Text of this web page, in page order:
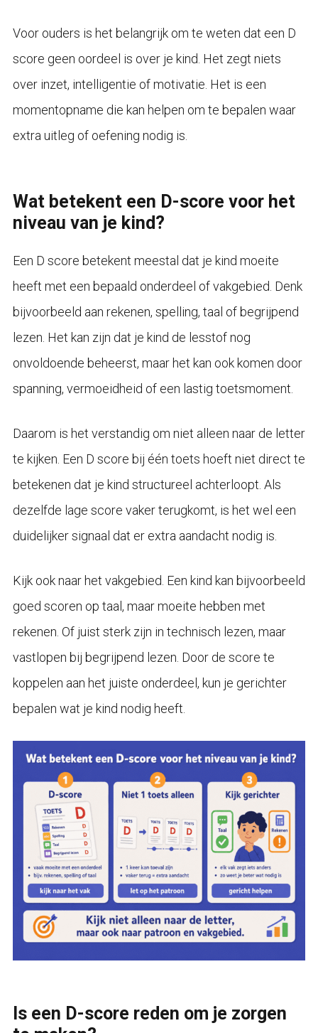
Voor ouders is het belangrijk om te weten dat een D
score geen oordeel is over je kind. Het zegt niets
over inzet, intelligentie of motivatie. Het is een
momentopname die kan helpen om te bepalen waar
extra uitleg of oefening nodig is.
Wat betekent een D-score voor het
niveau van je kind?
Een D score betekent meestal dat je kind moeite
heeft met een bepaald onderdeel of vakgebied. Denk
bijvoorbeeld aan rekenen, spelling, taal of begrijpend
lezen. Het kan zijn dat je kind de lesstof nog
onvoldoende beheerst, maar het kan ook komen door
spanning, vermoeidheid of een lastig toetsmoment.
Daarom is het verstandig om niet alleen naar de letter
te kijken. Een D score bij één toets hoeft niet direct te
betekenen dat je kind structureel achterloopt. Als
dezelfde lage score vaker terugkomt, is het wel een
duidelijker signaal dat er extra aandacht nodig is.
Kijk ook naar het vakgebied. Een kind kan bijvoorbeeld
goed scoren op taal, maar moeite hebben met
rekenen. Of juist sterk zijn in technisch lezen, maar
vastlopen bij begrijpend lezen. Door de score te
koppelen aan het juiste onderdeel, kun je gerichter
bepalen wat je kind nodig heeft.
Is een D-score reden om je zorgen